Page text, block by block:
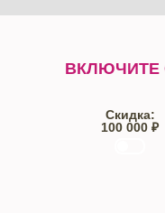
ВКЛЮЧИТЕ
Скидка:
100 000 ₽